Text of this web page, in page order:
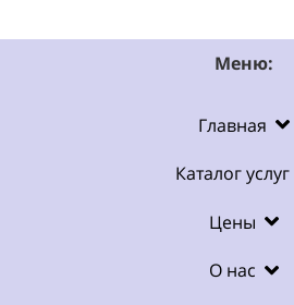
Меню:
Главная
Каталог услуг
Цены
О нас